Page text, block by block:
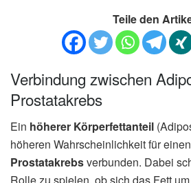
Teile den
Verbindung zwischen
Prostatakrebs
Ein höherer Körperfettanteil
höheren Wahrscheinlichkeit für einen
Prostatakrebsverbunden. Dabei
Rolle zu spielen, ob sich das Fett